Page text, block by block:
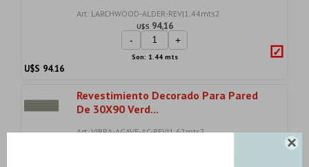

Art: LARCHWOOD-ALDER-REV|1.44mts2
U$S 94,16
- +
Son: 1.44 mts
U$S 94.16
Revestimiento Decorado Para Pared
De 30X90 Verd...
Art: VIBRA-AGAVE-AC-REV|1.62mts2